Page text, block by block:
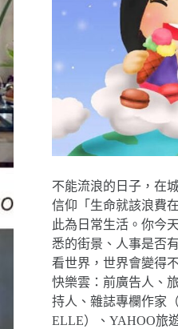
不能流浪的日子，在
信仰「生命就該浪費
此為日常生活。你今
悉的街景、人事是否
看世界，世界會變得
快樂雲：前廣告人、
持人、雜誌專欄作家
ELLE）、YAHOO旅